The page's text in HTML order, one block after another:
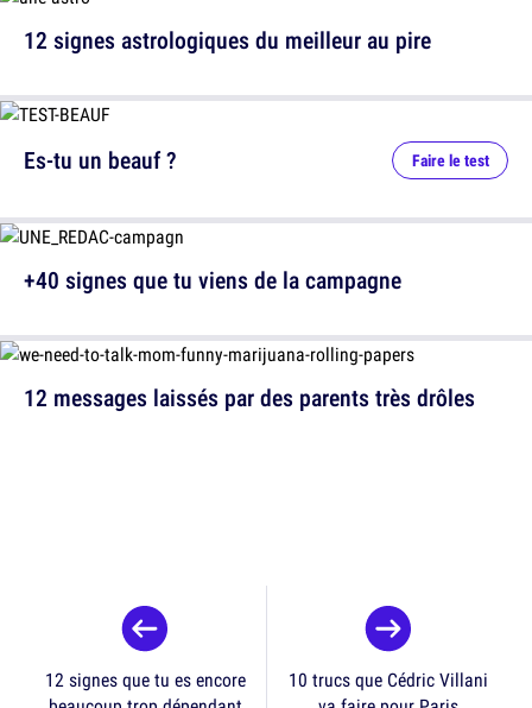
12 signes astrologiques du meilleur au pire
12 messages laissés par des parents très drôles
Es-tu un beauf ? Faire le test
+40 signes que tu viens de la campagne
12 signes que tu es encore
10 trucs que Cédric Villani